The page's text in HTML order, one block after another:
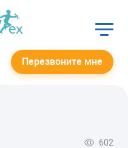
Перезвоните мне
602